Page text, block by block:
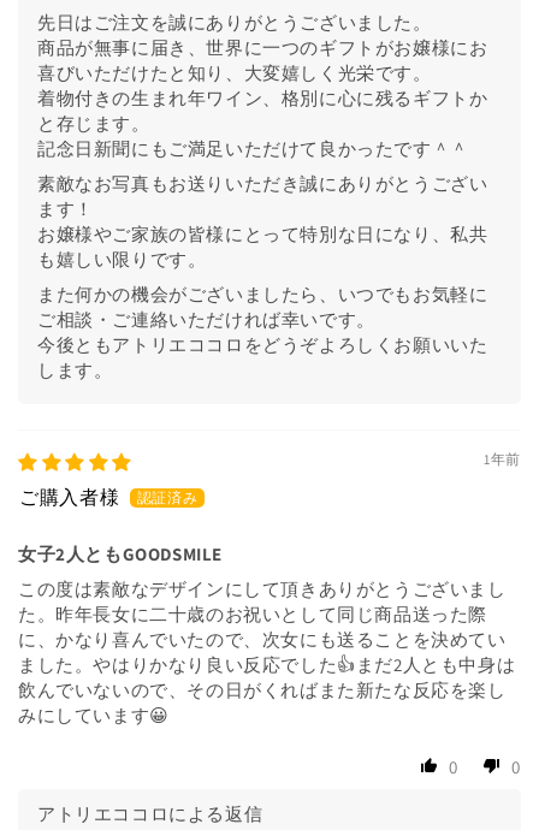
先日はご注文を誠にありがとうございました。
商品が無事に届き、世界に一つのギフトがお嬢様にお
喜びいただけたと知り、大変嬉しく光栄です。
着物付きの生まれ年ワイン、格別に心に残るギフトか
と存じます。
記念日新聞にもご満足いただけて良かったです＾＾
素敵なお写真もお送りいただき誠にありがとうござい
ます！
お嬢様やご家族の皆様にとって特別な日になり、私共
も嬉しい限りです。
また何かの機会がございましたら、いつでもお気軽に
ご相談・ご連絡いただければ幸いです。
今後ともアトリエココロをどうぞよろしくお願いいた
します。
1年前
女子2人ともGOODSMILE
この度は素敵なデザインにして頂きありがとうございまし
た。昨年長女に二十歳のお祝いとして同じ商品送った際
に、かなり喜んでいたので、次女にも送ることを決めてい
ました。やはりかなり良い反応でした👍まだ2人とも中身は
飲んでいないので、その日がくればまた新たな反応を楽し
みにしています😀
0 0
アトリエココロによる返信